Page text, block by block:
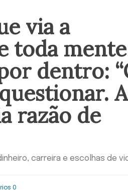
via a
toda mente
dentro:
A
razão de
carreira e escolhas de
0